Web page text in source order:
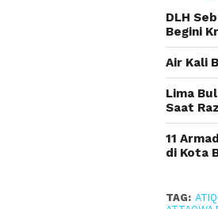
DLH
Begini
Air Kali
Lima
Saat
11
di Kota
TAG: